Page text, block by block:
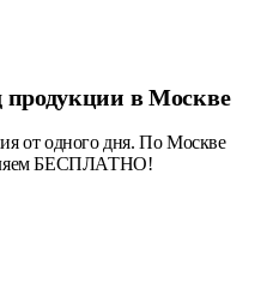
продукции в Москве
от одного дня. По Москве
БЕСПЛАТНО!